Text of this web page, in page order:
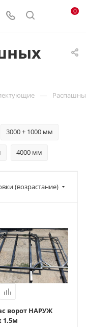
0
—
3000 + 1000 мм
4000 мм
(возрастание)
ворот НАРУЖ
1.5м